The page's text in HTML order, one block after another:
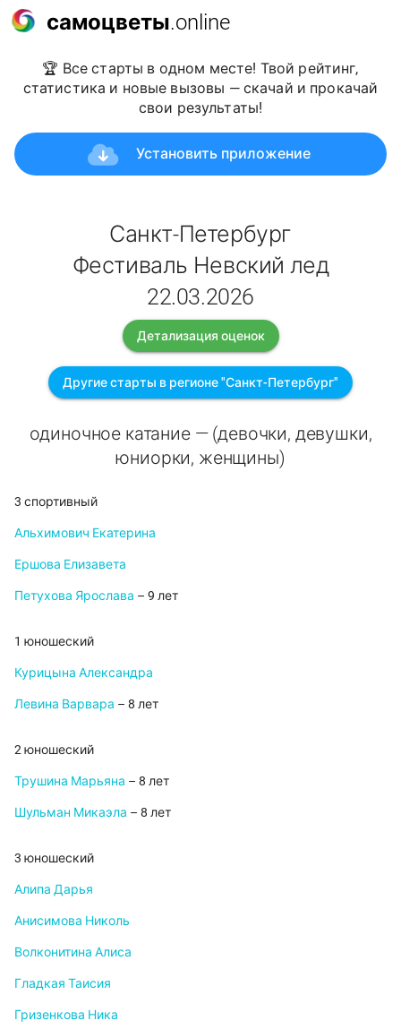
самоцветы.online
🏆 Все старты в одном месте! Твой рейтинг,
статистика и новые вызовы — скачай и прокачай
свои результаты!
Установить приложение
Санкт-Петербург
Фестиваль Невский лед
22.03.2026
Детализация оценок
Другие старты в регионе "Санкт-Петербург"
одиночное катание — (девочки, девушки,
юниорки, женщины)
3 спортивный
Альхимович Екатерина
Ершова Елизавета
Петухова Ярослава – 9 лет
1 юношеский
Курицына Александра
Левина Варвара – 8 лет
2 юношеский
Трушина Марьяна – 8 лет
Шульман Микаэла – 8 лет
3 юношеский
Алипа Дарья
Анисимова Николь
Волконитина Алиса
Гладкая Таисия
Гризенкова Ника